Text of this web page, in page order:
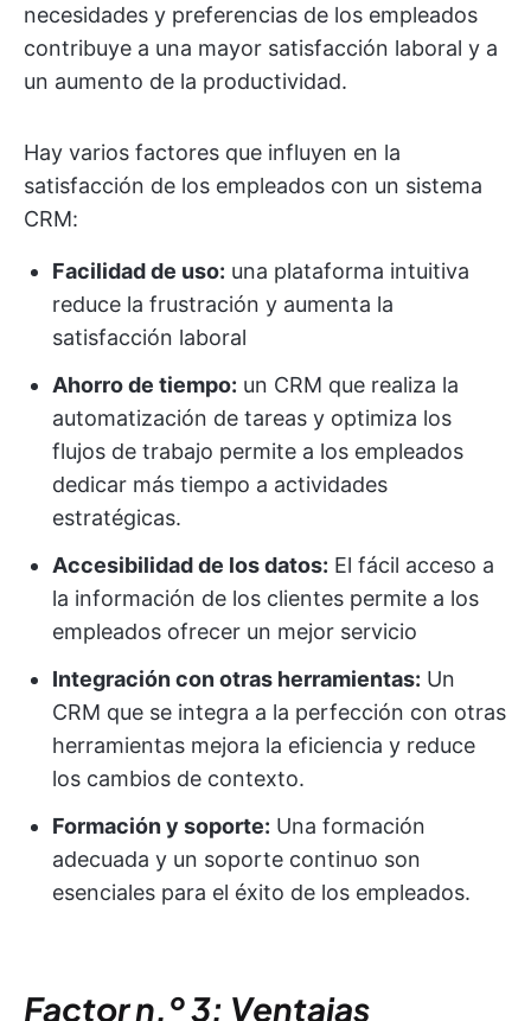
necesidades y preferencias de los empleados
contribuye a una mayor satisfacción laboral y a
un aumento de la productividad.
Hay varios factores que influyen en la
satisfacción de los empleados con un sistema
CRM:
Facilidad de uso: una plataforma intuitiva
reduce la frustración y aumenta la
satisfacción laboral
Ahorro de tiempo: un CRM que realiza la
automatización de tareas y optimiza los
flujos de trabajo permite a los empleados
dedicar más tiempo a actividades
estratégicas.
Accesibilidad de los datos: El fácil acceso a
la información de los clientes permite a los
empleados ofrecer un mejor servicio
Integración con otras herramientas: Un
CRM que se integra a la perfección con otras
herramientas mejora la eficiencia y reduce
los cambios de contexto.
Formación y soporte: Una formación
adecuada y un soporte continuo son
esenciales para el éxito de los empleados.
Factor n.º 3: Ventajas